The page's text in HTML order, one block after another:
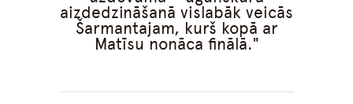
aizdedzināšanā vislabāk veicās
Šarmantajam, kurš kopā ar
Matīsu nonāca finālā.